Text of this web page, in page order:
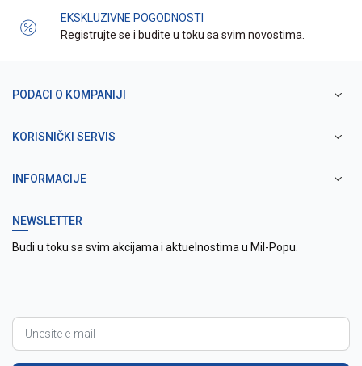
EKSKLUZIVNE POGODNOSTI
Registrujte se i budite u toku sa svim novostima.
PODACI O KOMPANIJI
KORISNIČKI SERVIS
INFORMACIJE
NEWSLETTER
Budi u toku sa svim akcijama i aktuelnostima u Mil-Popu.